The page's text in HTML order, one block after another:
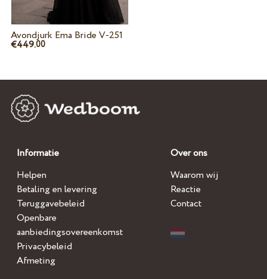
Avondjurk Ema Bride V-251
€449.00
Informatie
Helpen
Betaling en levering
Teruggavebeleid
Openbare
aanbiedingsovereenkomst
Privacybeleid
Afmeting
Over ons
Waarom wij
Reactie
Contact